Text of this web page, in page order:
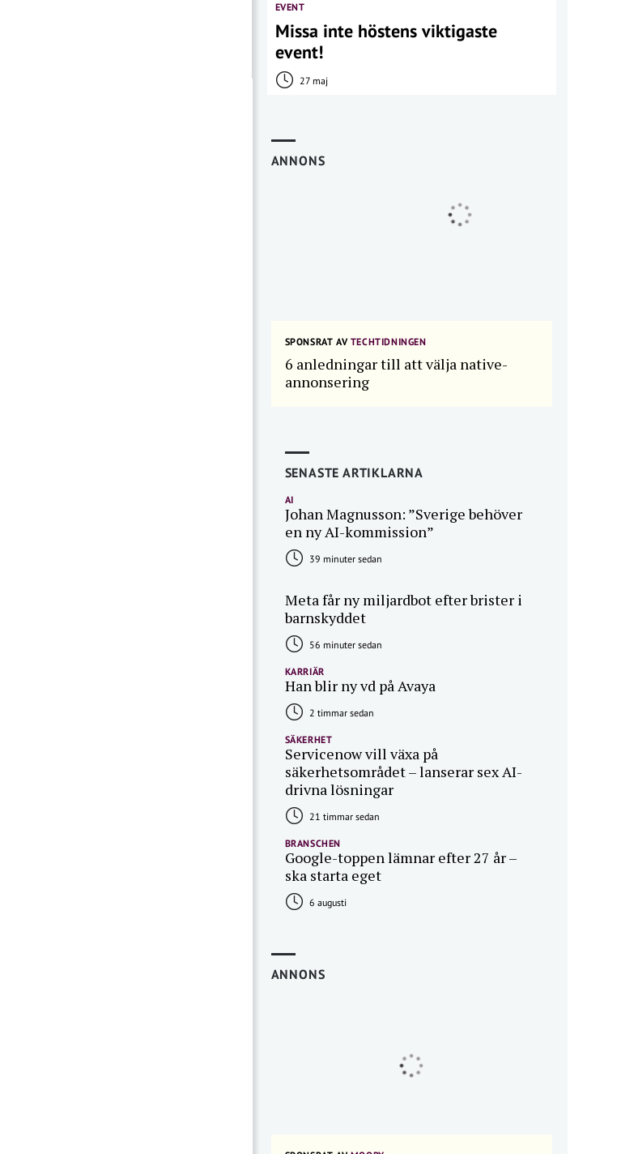
EVENT
Missa inte höstens viktigaste
event!
27 maj
ANNONS
SPONSRAT AVTECHTIDNINGEN
6 anledningar till att välja native-
annonsering
SENASTE ARTIKLARNA
AI
Johan Magnusson: ”Sverige behöver
en ny AI-kommission”
39 minuter sedan
Meta får ny miljardbot efter brister i
barnskyddet
56 minuter sedan
KARRIÄR
Han blir ny vd på Avaya
2 timmar sedan
SÄKERHET
Servicenow vill växa på
säkerhetsområdet – lanserar sex AI-
drivna lösningar
21 timmar sedan
BRANSCHEN
Google-toppen lämnar efter 27 år –
ska starta eget
6 augusti
ANNONS